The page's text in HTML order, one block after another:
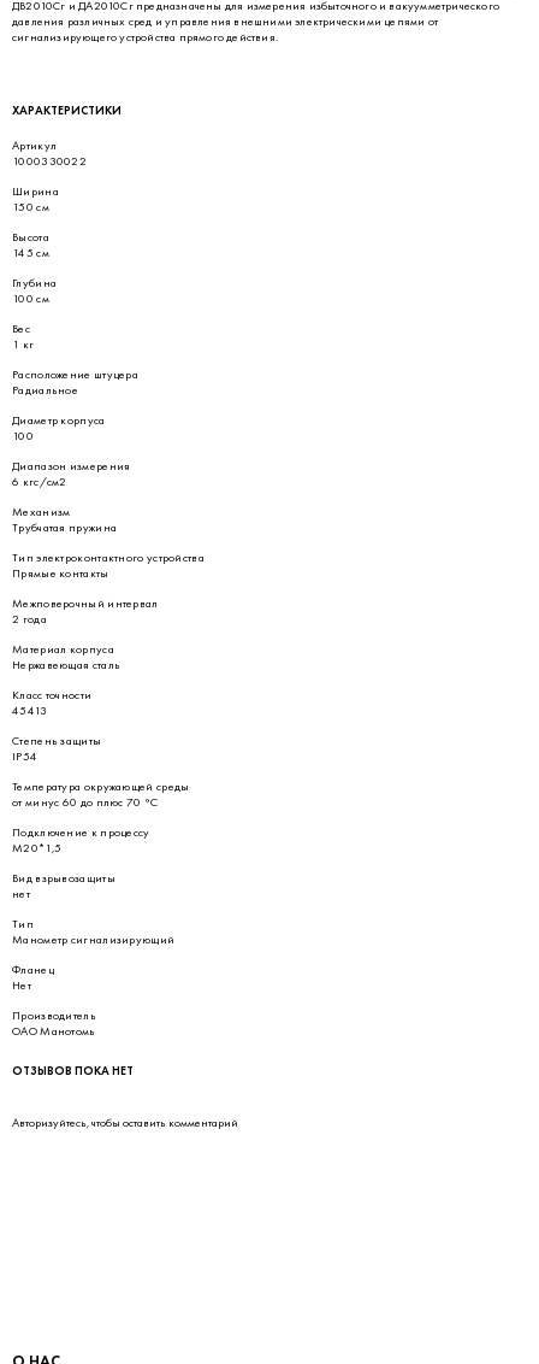
ДВ2010Сг и ДА2010Сг предназначены для измерения избыточного и вакуумметрического
давления различных сред и управления внешними электрическими цепями от
сигнализирующего устройства прямого действия.
ХАРАКТЕРИСТИКИ
Артикул
1000330022
Ширина
150 см
Высота
145 см
Глубина
100 см
Вес
1 кг
Расположение штуцера
Радиальное
Диаметр корпуса
100
Диапазон измерения
6 кгс/см2
Механизм
Трубчатая пружина
Тип электроконтактного устройства
Прямые контакты
Межповерочный интервал
2 года
Материал корпуса
Нержавеющая сталь
Класс точности
45413
Степень защиты
IP54
Температура окружающей среды
от минус 60 до плюс 70 °С
Подключение к процессу
М20*1,5
Вид взрывозащиты
нет
Тип
Манометр сигнализирующий
Фланец
Нет
Производитель
ОАО Манотомь
ОТЗЫВОВ ПОКА НЕТ
Авторизуйтесь, чтобы оставить комментарий